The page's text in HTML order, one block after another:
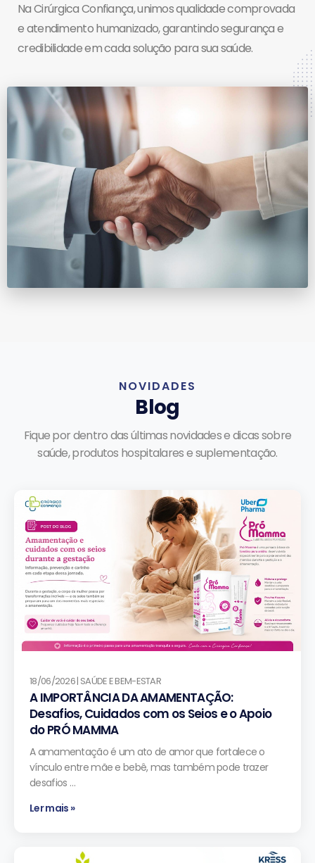
Na Cirúrgica Confiança, unimos qualidade comprovada
e atendimento humanizado, garantindo segurança e
credibilidade em cada solução para sua saúde.
NOVIDADES
Blog
Fique por dentro das últimas novidades e dicas sobre
saúde, produtos hospitalares e suplementação.
18/06/2026 | SAÚDE E BEM-ESTAR
A IMPORTÂNCIA DA AMAMENTAÇÃO:
Desafios, Cuidados com os Seios e o Apoio
do PRÓ MAMMA
A amamentação é um ato de amor que fortalece o
vínculo entre mãe e bebê, mas também pode trazer
desafios …
Ler mais »